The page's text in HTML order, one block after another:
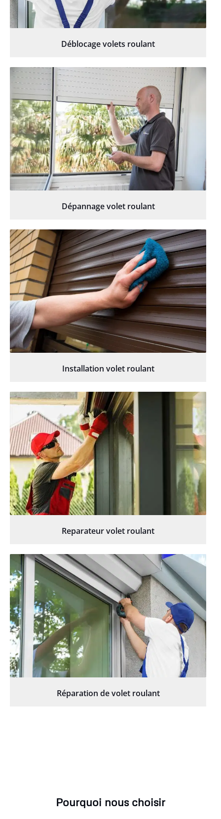
Déblocage volets roulant
Dépannage volet roulant
Installation volet roulant
Reparateur volet roulant
Réparation de volet roulant
Pourquoi nous choisir